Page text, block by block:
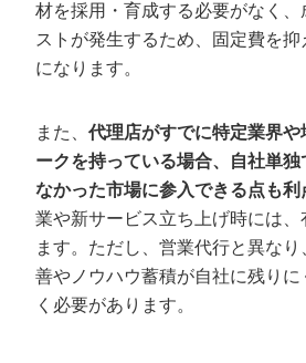
材を採用・育成する必要がなく、
ストが発生するため、固定費を
になります。
また、 代理店がすでに特定業界
ークを持っている場合、自社単
なかった市場に参入できる点も利
業や新サービス立ち上げ時には、
ます。ただし、営業代行と異な
善やノウハウ蓄積が自社に残り
く必要があります。